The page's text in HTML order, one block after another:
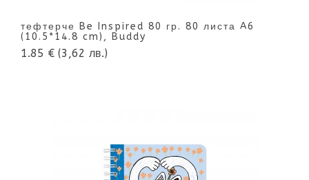
тефтерче Be Inspired 80 гр. 80 листа A6
(10.5*14.8 cm), Buddy
1.85 € (3,62 лв.)